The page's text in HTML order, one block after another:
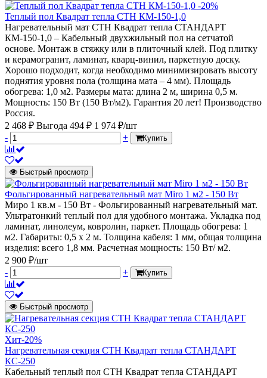
-20%
Теплый пол Квадрат тепла СТН КМ-150-1,0
Нагревательный мат СТН Квадрат тепла СТАНДАРТ
КМ-150-1,0 – Кабельный двухжильный пол на сетчатой
основе. Монтаж в стяжку или в плиточный клей. Под плитку
и керамогранит, ламинат, кварц-винил, паркетную доску.
Хорошо подходит, когда необходимо минимизировать высоту
поднятия уровня пола (толщина мата – 4 мм). Площадь
обогрева: 1,0 м2. Размеры мата: длина 2 м, ширина 0,5 м.
Мощность: 150 Вт (150 Вт/м2). Гарантия 20 лет! Производство
Россия.
2 468 ₽ Выгода 494 ₽ 1 974 ₽/шт
-
+ Купить
Быстрый просмотр
Фольгированный нагревательный мат Miro 1 м2 - 150 Вт
Миро 1 кв.м - 150 Вт - Фольгированный нагревательный мат.
Ультратонкий теплый пол для удобного монтажа. Укладка под
ламинат, линолеум, ковролин, паркет. Площадь обогрева: 1
м2. Габариты: 0,5 х 2 м. Толщина кабеля: 1 мм, общая толщина
изделия: всего 1,8 мм. Расчетная мощность: 150 Вт/ м2.
2 900 ₽/шт
-
+ Купить
Быстрый просмотр
Хит-20%
Нагревательная секция СТН Квадрат тепла СТАНДАРТ
КС-250
Кабельный теплый пол СТН Квадрат тепла СТАНДАРТ